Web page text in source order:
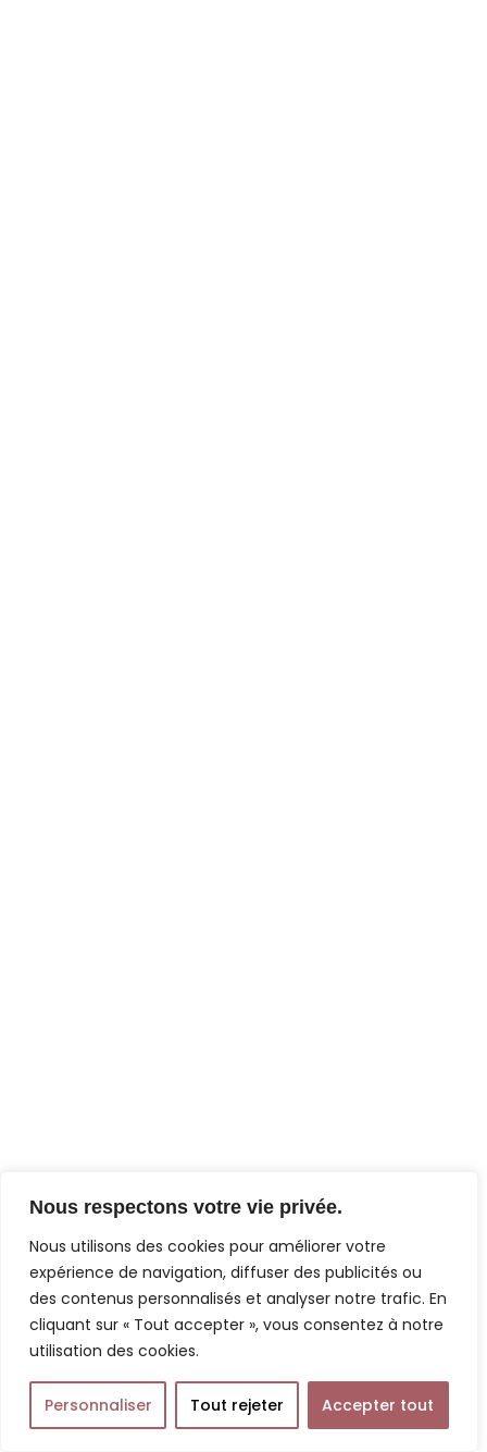
Nous respectons votre vie privée.
Nous utilisons des cookies pour améliorer votre
expérience de navigation, diffuser des publicités ou
des contenus personnalisés et analyser notre trafic. En
cliquant sur « Tout accepter », vous consentez à notre
utilisation des cookies.
Personnaliser Tout rejeter Accepter tout